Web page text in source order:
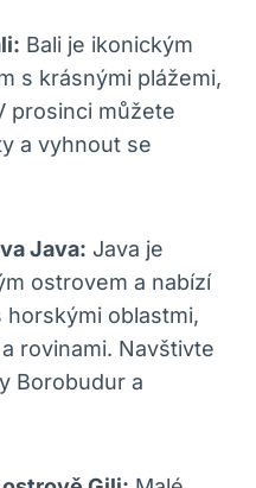
Bali je ikonickým
s krásnými plážemi,
prosinci můžete
a vyhnout se
Java: Java je
ostrovem a nabízí
oblastmi,
rovinami. Navštivte
Borobudur a